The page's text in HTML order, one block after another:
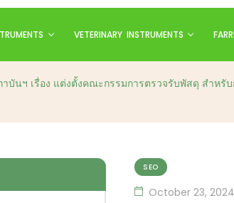
VETERINARY INSTRUMENTS
าบันฯ เรื่อง แต่งตั้งคณะกรรมการตรวจรับพัสดุ สำห
SEO
October 23, 2024